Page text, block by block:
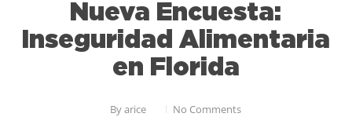
Nueva Encuesta:
Inseguridad Alimentaria
en Florida
Byarice No Comments